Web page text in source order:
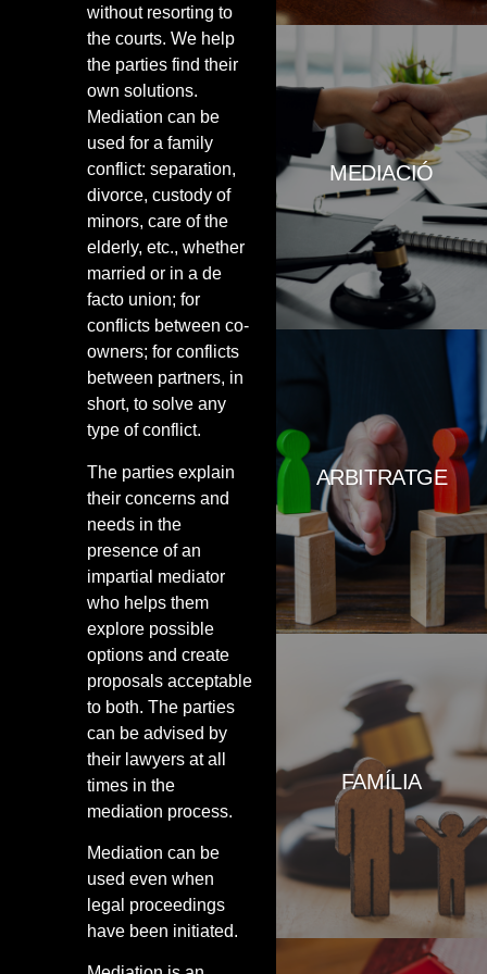
without resorting to
the courts. We help
the parties find their
own solutions.
Mediation can be
used for a family
conflict: separation,
divorce, custody of
minors, care of the
elderly, etc., whether
married or in a de
facto union; for
conflicts between co-
owners; for conflicts
between partners, in
short, to solve any
type of conflict.
The parties explain
their concerns and
needs in the
presence of an
impartial mediator
who helps them
explore possible
options and create
proposals acceptable
to both. The parties
can be advised by
their lawyers at all
times in the
mediation process.
Mediation can be
used even when
legal proceedings
have been initiated.
MEDIACIÓ
Aquesta tècnica de resolució de
conflictes es caracteritza per la
intervenció d’una tercera persona
imparcial i experta –amb estudis
específics de psicologia i
mediació-, que té com a objectiu
ajudar a les parts en conflicte i
facilitar-los l’obtenció d’un acord
satisfactori per ambdues. L’acord
és un acord fet a mida de les
parts i no imposat per tercers.
ARBITRATGE
L’arbitratge respon a situacions
en què les parts enfrontades no
es posen d’acord en la solució
més adequada i decideixen
encomanar a un tercer la solució
de la divergència, comprometent-
se a complir la resolució que
aquest dicti en forma de laude
arbitral.
FAMÍLIA
Som especialistes en facilitació
d’acords en aquesta matèria.
Treballem amb el principi bàsic
de l’interès primer dels fills i
aquelles persones que pateixen
una discapacitat, sense deixar de
banda els acords econòmics que
son base d’un compliment
satisfactori dels convenis i de les
resolucions judicials que els
aproven.
HIPOTECAS.- És el mitjà preferit